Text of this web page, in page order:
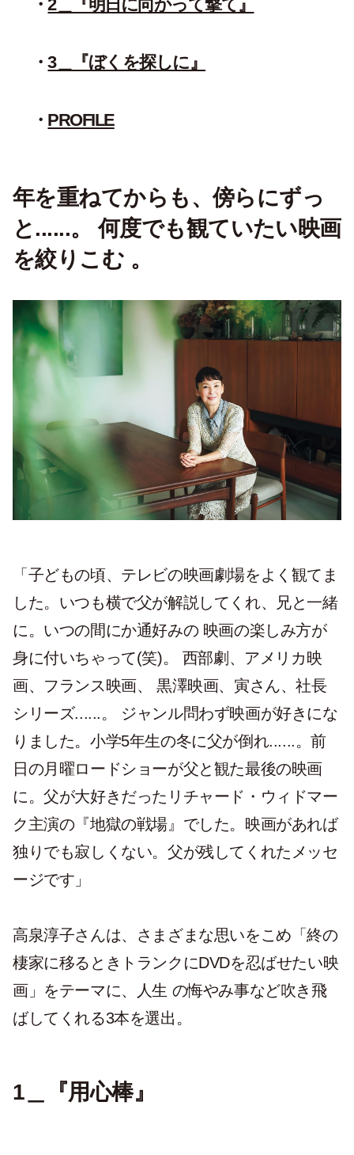
2＿『明日に向かって撃て』
3＿『ぼくを探しに』
PROFILE
年を重ねてからも、傍らにずっ
と......。 何度でも観ていたい映画
を絞りこむ 。
「子どもの頃、テレビの映画劇場をよく観てま
した。いつも横で父が解説してくれ、兄と一緒
に。いつの間にか通好みの 映画の楽しみ方が
身に付いちゃって(笑)。 西部劇、アメリカ映
画、フランス映画、 黒澤映画、寅さん、社長
シリーズ......。 ジャンル問わず映画が好きにな
りました。小学5年生の冬に父が倒れ......。前
日の月曜ロードショーが父と観た最後の映画
に。父が大好きだったリチャード・ウィドマー
ク主演の『地獄の戦場』でした。映画があれば
独りでも寂しくない。父が残してくれたメッセ
ージです」
高泉淳子さんは、さまざまな思いをこめ「終の
棲家に移るときトランクにDVDを忍ばせたい映
画」をテーマに、人生 の悔やみ事など吹き飛
ばしてくれる3本を選出。
1＿『用心棒』